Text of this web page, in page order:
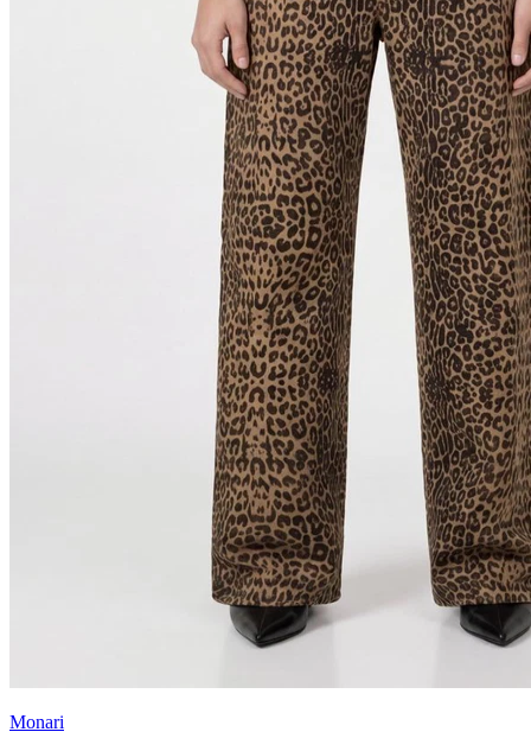
Monari